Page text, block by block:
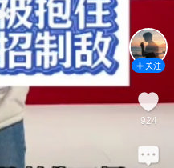
关注
924